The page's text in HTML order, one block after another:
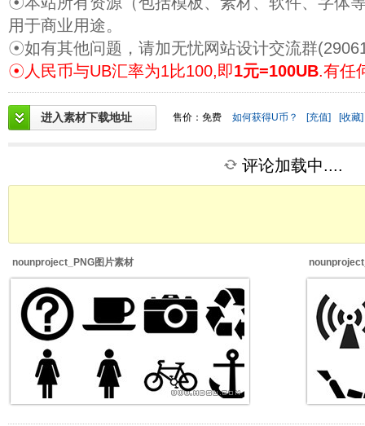
用于商业用途。
☉如有其他问题，请加无忧网站设计交流群
☉人民币与UB汇率为1比100,即1元=100UB.有任
进入素材下载地址 售价：免费 如何获得U币？ [充值] [收藏]
评论加载中....
nounproject_PNG图片素材